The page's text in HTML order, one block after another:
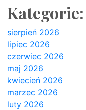
Kategorie:
sierpień 2026
lipiec 2026
czerwiec 2026
maj 2026
kwiecień 2026
marzec 2026
luty 2026